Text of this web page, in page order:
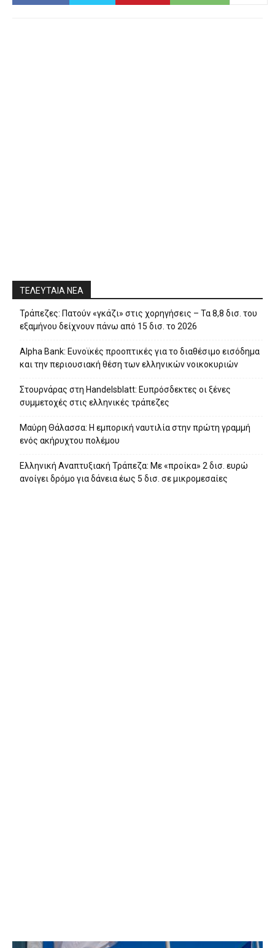
ΤΕΛΕΥΤΑΙΑ ΝΕΑ
Τράπεζες: Πατούν «γκάζι» στις χορηγήσεις – Τα 8,8 δισ. του
εξαμήνου δείχνουν πάνω από 15 δισ. το 2026
Alpha Bank: Ευνοϊκές προοπτικές για το διαθέσιμο εισόδημα
και την περιουσιακή θέση των ελληνικών νοικοκυριών
Στουρνάρας στη Handelsblatt: Ευπρόσδεκτες οι ξένες
συμμετοχές στις ελληνικές τράπεζες
Μαύρη Θάλασσα: Η εμπορική ναυτιλία στην πρώτη γραμμή
ενός ακήρυχτου πολέμου
Ελληνική Αναπτυξιακή Τράπεζα: Με «προίκα» 2 δισ. ευρώ
ανοίγει δρόμο για δάνεια έως 5 δισ. σε μικρομεσαίες